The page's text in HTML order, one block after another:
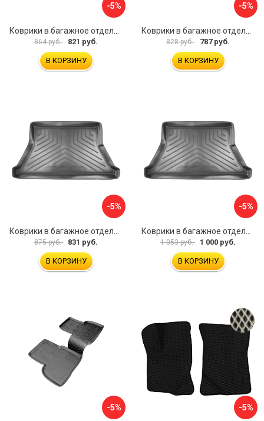
-5%
864 руб. 821 руб.
В КОРЗИНУ
-5%
828 руб. 787 руб.
В КОРЗИНУ
-5%
Коврики в багажное отделение для Volkswagen Jetta SD (2011) (c ушами) UNIDEC NPA00-E95-240
875 руб. 831 руб.
В КОРЗИНУ
-5%
Коврики в багажное отделение для Volkswagen Touareg (2010) (4-х зонный климат контроль) UNIDEC NPL-Bi-95-57
1 053 руб. 1 000 руб.
В КОРЗИНУ
-5% -5%